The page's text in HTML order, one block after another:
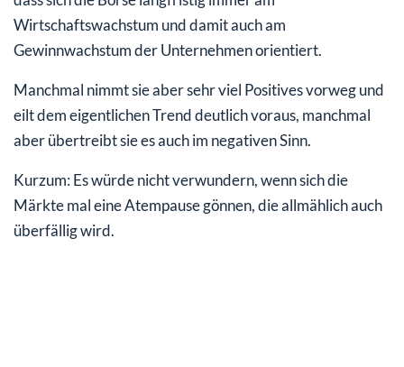
Wirtschaftswachstum und damit auch am
Gewinnwachstum der Unternehmen orientiert.
Manchmal nimmt sie aber sehr viel Positives vorweg und
eilt dem eigentlichen Trend deutlich voraus, manchmal
aber übertreibt sie es auch im negativen Sinn.
Kurzum: Es würde nicht verwundern, wenn sich die
Märkte mal eine Atempause gönnen, die allmählich auch
überfällig wird.